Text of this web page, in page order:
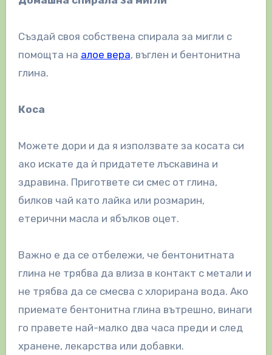
Създай своя собствена спирала за мигли с
помощта на алое вера, въглен и бентонитна
глина.
Коса
Можете дори и да я използвате за косата си
ако искате да ѝ придатете лъскавина и
здравина. Пригответе си смес от глина,
билков чай като лайка или розмарин,
етерични масла и ябълков оцет.
Важно е да се отбележи, че бентонитната
глина не трябва да влиза в контакт с метали и
не трябва да се смесва с хлорирана вода. Ако
приемате бентонитна глина вътрешно, винаги
го правете най-малко два часа преди и след
хранене, лекарства или добавки.